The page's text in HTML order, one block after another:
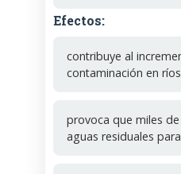
Efectos:
contribuye al
contaminación en
provoca que miles
aguas residuales